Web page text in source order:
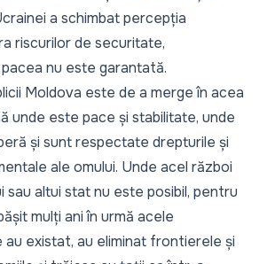
a schimbat percepția
riscurilor de securitate,
nu este garantată.
Moldova este de a merge în acea
unde este pace și stabilitate, unde
și sunt respectate drepturile și
ale omului. Unde acel război
sau altui stat nu este posibil, pentru
mulți ani în urmă acele
existat, au eliminat frontierele și